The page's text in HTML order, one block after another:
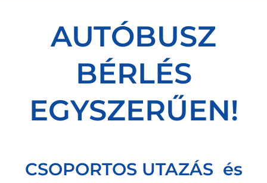
AUTÓBUSZ
BÉRLÉS
EGYSZERŰEN!
CSOPORTOS UTAZÁS és